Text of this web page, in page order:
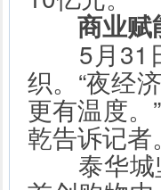
商业赋
5月31日
织。“夜经
更有温度
乾告诉记者。
泰华城